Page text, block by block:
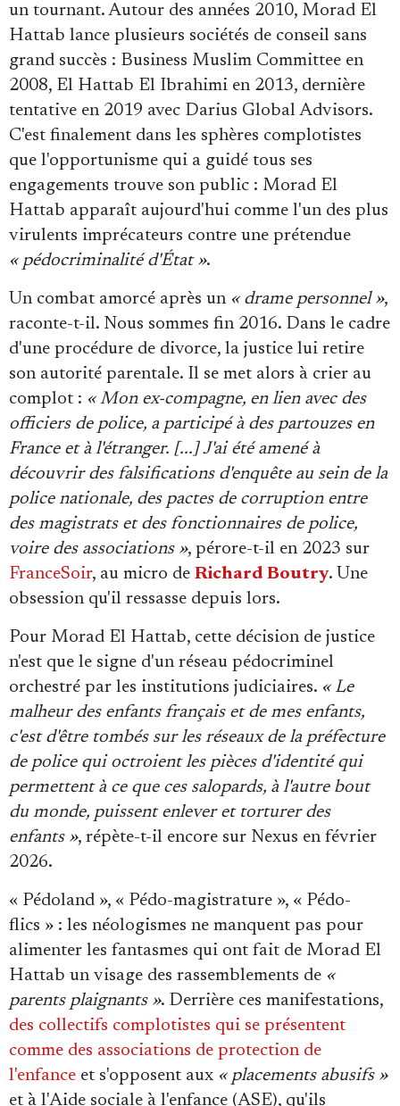
un tournant. Autour des années 2010, Morad El
Hattab lance plusieurs sociétés de conseil sans
grand succès : Business Muslim Committee en
2008, El Hattab El Ibrahimi en 2013, dernière
tentative en 2019 avec Darius Global Advisors.
C'est finalement dans les sphères complotistes
que l'opportunisme qui a guidé tous ses
engagements trouve son public : Morad El
Hattab apparaît aujourd'hui comme l'un des plus
virulents imprécateurs contre une prétendue
« pédocriminalité d'État ».
Un combat amorcé après un « drame personnel »,
raconte-t-il. Nous sommes fin 2016. Dans le cadre
d'une procédure de divorce, la justice lui retire
son autorité parentale. Il se met alors à crier au
complot : « Mon ex-compagne, en lien avec des
officiers de police, a participé à des partouzes en
France et à l'étranger. [...] J'ai été amené à
découvrir des falsifications d'enquête au sein de la
police nationale, des pactes de corruption entre
des magistrats et des fonctionnaires de police,
voire des associations », pérore-t-il en 2023 sur
FranceSoir, au micro de Richard Boutry. Une
obsession qu'il ressasse depuis lors.
Pour Morad El Hattab, cette décision de justice
n'est que le signe d'un réseau pédocriminel
orchestré par les institutions judiciaires. « Le
malheur des enfants français et de mes enfants,
c'est d'être tombés sur les réseaux de la préfecture
de police qui octroient les pièces d'identité qui
permettent à ce que ces salopards, à l'autre bout
du monde, puissent enlever et torturer des
enfants », répète-t-il encore sur Nexus en février
2026.
« Pédoland », « Pédo-magistrature », « Pédo-
flics » : les néologismes ne manquent pas pour
alimenter les fantasmes qui ont fait de Morad El
Hattab un visage des rassemblements de «
parents plaignants ». Derrière ces manifestations,
des collectifs complotistes qui se présentent
comme des associations de protection de
l'enfance et s'opposent aux « placements abusifs »
et à l'Aide sociale à l'enfance (ASE), qu'ils